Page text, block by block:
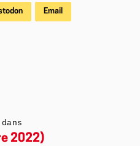
Email
2022)